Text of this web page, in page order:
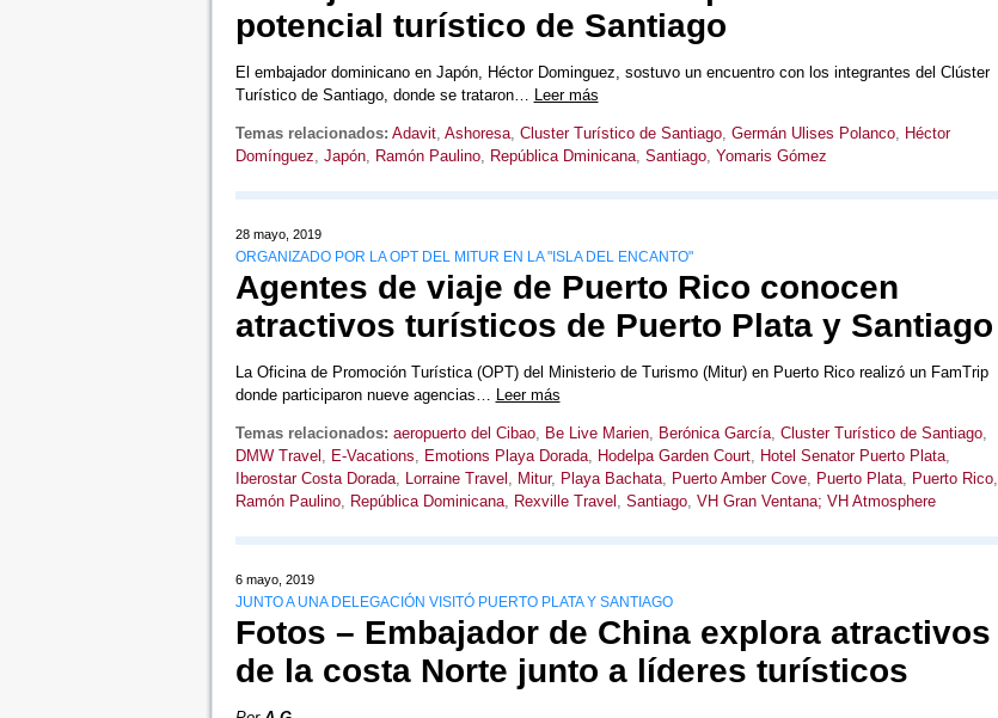
potencial turístico de Santiago
El embajador dominicano en Japón, Héctor Dominguez, sostuvo un encuentro con los integrantes del Clúster
Turístico de Santiago, donde se trataron… Leer más
Temas relacionados: Adavit, Ashoresa, Cluster Turístico de Santiago, Germán Ulises Polanco, Héctor
Domínguez, Japón, Ramón Paulino, República Dminicana, Santiago, Yomaris Gómez
28 mayo, 2019
ORGANIZADO POR LA OPT DEL MITUR EN LA "ISLA DEL ENCANTO"
Agentes de viaje de Puerto Rico conocen
atractivos turísticos de Puerto Plata y Santiago
La Oficina de Promoción Turística (OPT) del Ministerio de Turismo (Mitur) en Puerto Rico realizó un FamTrip
donde participaron nueve agencias… Leer más
Temas relacionados: aeropuerto del Cibao, Be Live Marien, Berónica García, Cluster Turístico de Santiago,
DMW Travel , E-Vacations, Emotions Playa Dorada, Hodelpa Garden Court, Hotel Senator Puerto Plata,
Iberostar Costa Dorada, Lorraine Travel , Mitur, Playa Bachata, Puerto Amber Cove, Puerto Plata, Puerto Rico,
Ramón Paulino, República Dominicana, Rexville Travel , Santiago, VH Gran Ventana; VH Atmosphere
6 mayo, 2019
JUNTO A UNA DELEGACIÓN VISITÓ PUERTO PLATA Y SANTIAGO
Fotos – Embajador de China explora atractivos
de la costa Norte junto a líderes turísticos